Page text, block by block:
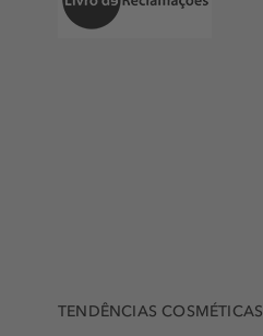
TENDÊNCIAS COSMÉTICAS